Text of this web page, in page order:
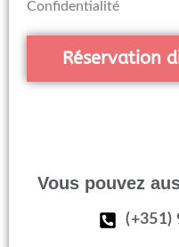
Confidentialité
Réservation
Vous pouvez
(+351)